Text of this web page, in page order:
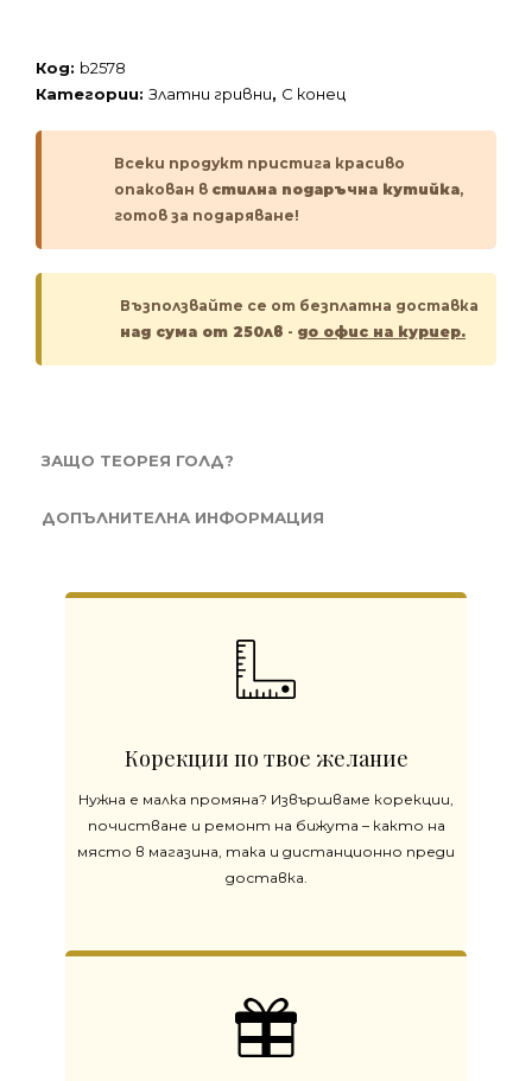
Код: b2578
Категории: Златни гривни, С конец
Всеки продукт пристига красиво
опакован в стилна подаръчна кутийка,
готов за подаряване!
Възползвайте се от безплатна доставка
над сума от 250лв - до офис на куриер.
ЗАЩО ТЕОРЕЯ ГОЛД?
ДОПЪЛНИТЕЛНА ИНФОРМАЦИЯ
Корекции по твое желание
Нужна е малка промяна? Извършваме корекции,
почистване и ремонт на бижута – както на
място в магазина, така и дистанционно преди
доставка.